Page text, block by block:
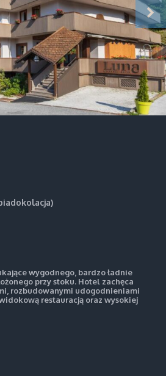
wygodnego, bardzo ładnie
przy stoku. Hotel zachęca
rozbudowanymi udogodnieniami
restauracją oraz wysokiej